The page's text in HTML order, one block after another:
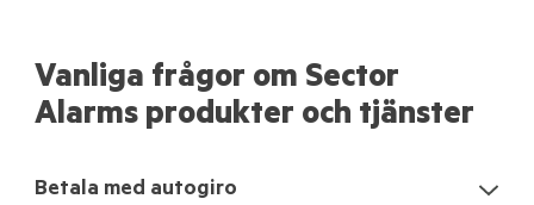
Vanliga frågor om Sector
Alarms produkter och tjänster
Betala med autogiro